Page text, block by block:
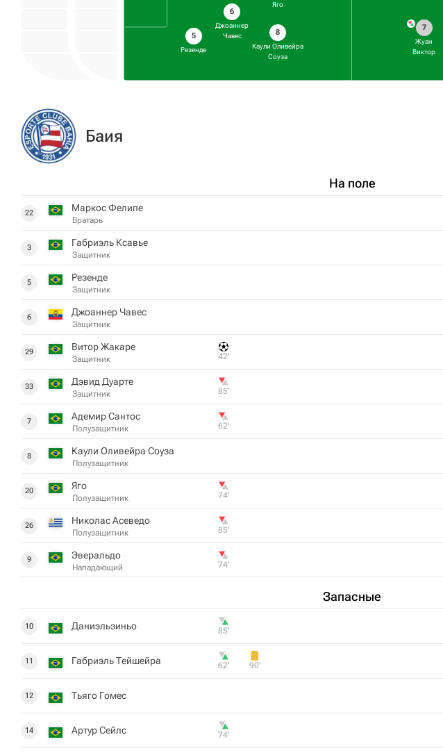
5
Резенде
6
Джоаннер
Чавес
Яго
8
Каули Оливейра
Соуза
7
Жуан
Виктор
Баия
На поле
22 Маркос Фелипе
Вратарь
3 Габриэль Ксавье
Защитник
5 Резенде
Защитник
6 Джоаннер Чавес
Защитник
29 Витор Жакаре
Защитник 42‎’‎
33 Дэвид Дуарте
Защитник 85‎’‎
7 Адемир Сантос
Полузащитник 62‎’‎
8 Каули Оливейра Соуза
Полузащитник
20 Яго
Полузащитник 74‎’‎
26 Николас Асеведо
Полузащитник 85‎’‎
9 Эверальдо
Нападающий 74‎’‎
Запасные
10 Даниэльзиньо 85‎’‎
11 Габриэль Тейшейра 62‎’‎ 90‎’‎
12 Тьяго Гомес
14 Артур Сейлс 74‎’‎